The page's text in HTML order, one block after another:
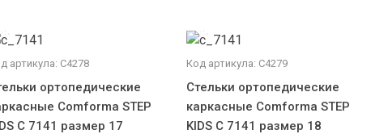
артикула: С4278
ортопедические
Comforma STEP
С 7141 размер 17
Код артикула: С4279
Стельки ортопедические
каркасные Comforma STEP
KIDS С 7141 размер 18